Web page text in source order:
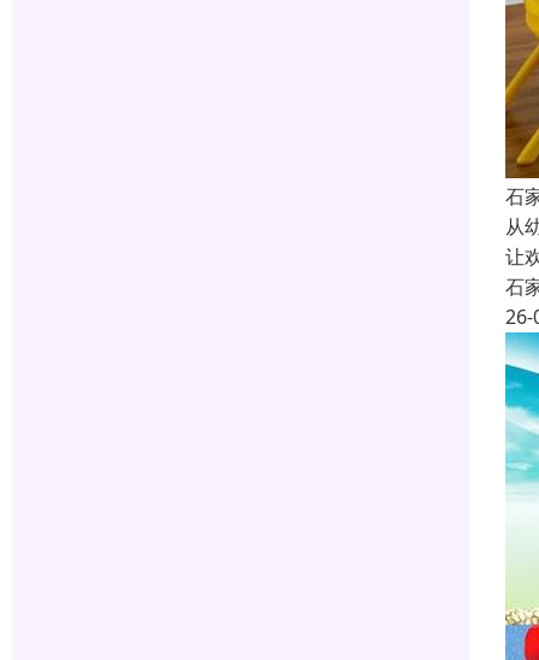
石
从
让
石
26-